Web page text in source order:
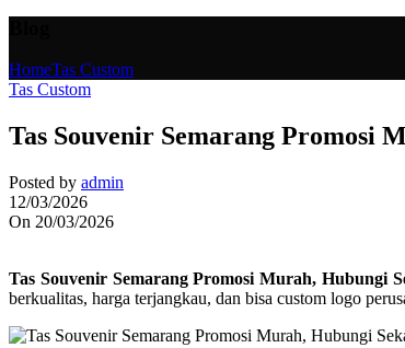
HomeTas Custom
Tas Custom
Tas Souvenir Semarang Promosi
Posted by admin
12/03/2026
On 20/03/2026
Tas Souvenir Semarang Promosi Murah, Hubungi
berkualitas, harga terjangkau, dan bisa custom logo